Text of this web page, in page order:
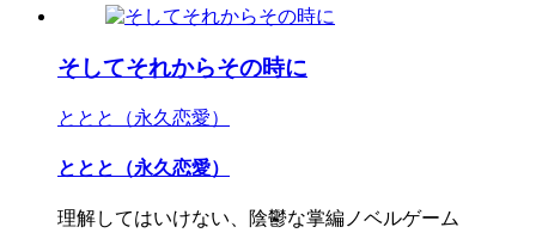
そしてそれからその時に
ととと（永久恋愛）
ととと（永久恋愛）
理解してはいけない、陰鬱な掌編ノベルゲーム